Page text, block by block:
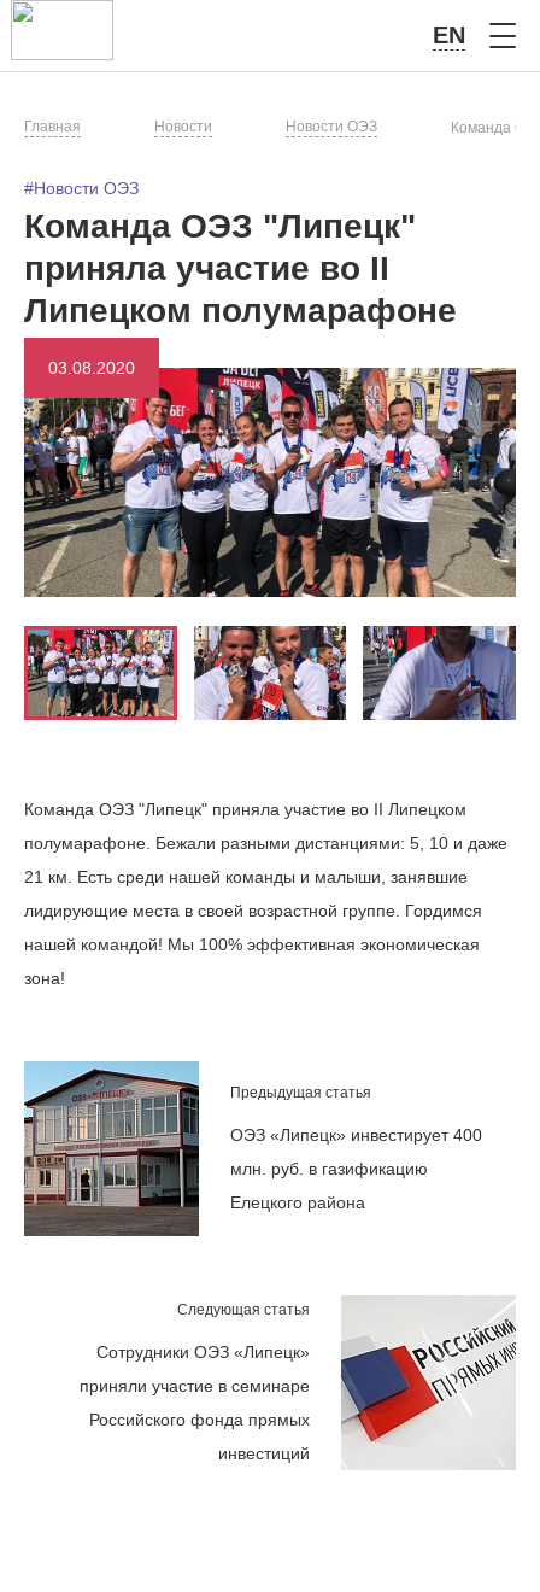
EN
Главная Новости Новости ОЭЗ Команда
#Новости ОЭЗ
Команда ОЭЗ "Липецк"
приняла участие во II
Липецком полумарафоне
03.08.2020
Команда ОЭЗ "Липецк" приняла участие во II Липецком
полумарафоне. Бежали разными дистанциями: 5, 10 и даже
21 км. Есть среди нашей команды и малыши, занявшие
лидирующие места в своей возрастной группе. Гордимся
нашей командой! Мы 100% эффективная экономическая
зона!
Предыдущая статья
ОЭЗ «Липецк» инвестирует 400
млн. руб. в газификацию
Елецкого района
Следующая статья
Сотрудники ОЭЗ «Липецк»
приняли участие в семинаре
Российского фонда прямых
инвестиций